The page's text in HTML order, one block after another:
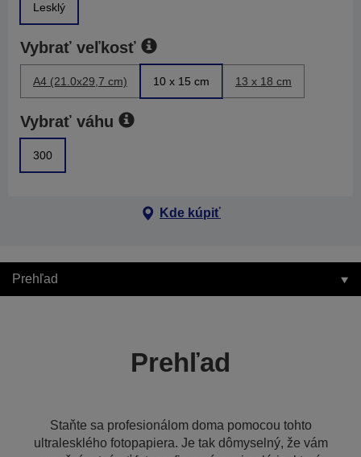
Lesklý
Vybrať veľkosť
A4 (21.0x29,7 cm) 10 x 15 cm 13 x 18 cm
Vybrať váhu
300
Kde kúpiť
Prehľad
Prehľad
Staňte sa profesionálom doma pomocou tohto
ultralesklého fotopapiera. Je tak dômyselný, že vám